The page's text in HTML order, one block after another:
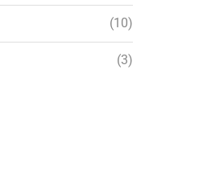
(10)
(3)